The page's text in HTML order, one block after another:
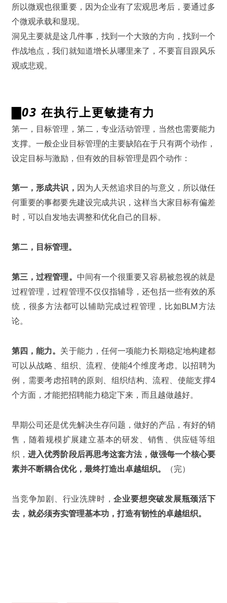
所以微观也很重要，因为企业有了宏观思考后，要通过多
个微观承载和显现。
洞见主要就是这几件事，找到一个大致的方向，找到一个
作战地点，我们就知道增长从哪里来了，不要盲目跟风乐
观或悲观。
▇03 在执行上更敏捷有力
第一，目标管理，第二，专业活动管理，当然也需要能力
支撑。一般企业目标管理的主要缺陷在于只有两个动作，
设定目标与激励，但有效的目标管理是四个动作：
第一，形成共识， 因为人天然追求目的与意义，所以做任
何重要的事都要先建设完成共识，这样当大家目标有偏差
时，可以自发地去调整和优化自己的目标。
第二，目标管理。
第三，过程管理。 中间有一个很重要又容易被忽视的就是
过程管理，过程管理不仅仅指辅导，还包括一些有效的系
统，很多方法都可以辅助完成过程管理，比如BLM方法
论。
第四，能力。 关于能力，任何一项能力长期稳定地构建都
可以从战略、组织、流程、使能4个维度考虑。以招聘为
例，需要考虑招聘的原则、组织结构、流程、使能支撑4
个方面，才能把招聘能力稳定下来，而且越做越好。
早期公司还是优先解决生存问题，做好的产品，有好的销
售，随着规模扩展建立基本的研发、销售、供应链等组
织，进入优秀阶段后再思考这套方法，做强每一个核心要
素并不断耦合优化，最终打造出卓越组织。
（完）
当竞争加剧、行业洗牌时，企业要想突破发展瓶颈活下
去，就必须夯实管理基本功，打造有韧性的卓越组织。